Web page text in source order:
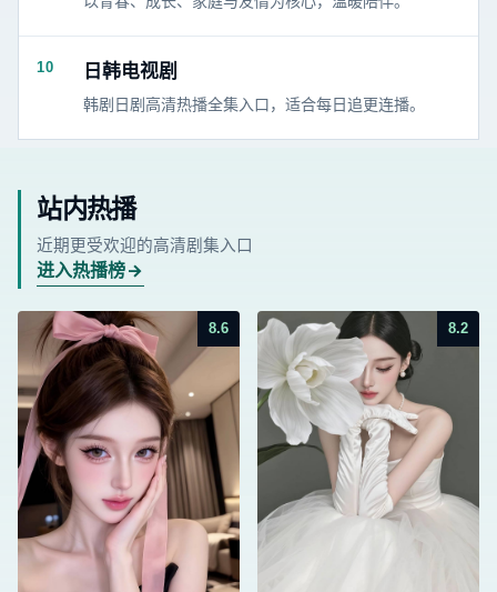
10 日韩电视剧
韩剧日剧高清热播全集入口，适合每日追更连播。
站内热播
近期更受欢迎的高清剧集入口
进入热播榜
8.6 8.2